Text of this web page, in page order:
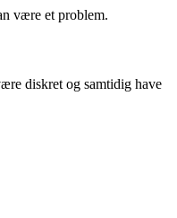
være et problem.
diskret og samtidig have